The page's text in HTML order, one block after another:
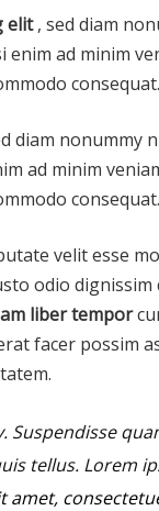
elit, sed diam
ad minim
consequat.
diam nonummy
ad minim
consequat.
velit esse
odio
liber tempor
facer possim
Suspendisse
tellus. Lorem
amet,